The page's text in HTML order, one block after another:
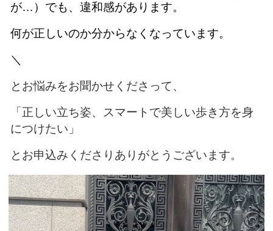
が…）でも、違和感があります。
何が正しいのか分からなくなっています。
＼
とお悩みをお聞かせくださって、
「正しい立ち姿、スマートで美しい歩き方を身
につけたい」
とお申込みくださりありがとうございます。